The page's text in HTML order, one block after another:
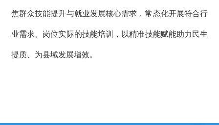
焦群众技能提升与就业发展核心需求，常态化开展符合行
业需求、岗位实际的技能培训 ， 以精准技能赋能助力 民生
提质、为县域发展增效。